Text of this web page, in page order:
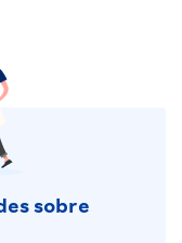
sobre